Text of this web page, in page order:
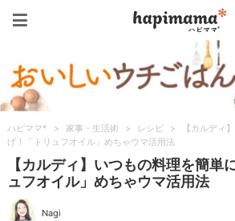
ハピママ* > 家事・生活術 > レシピ >
【カルディ
げ！「トリュフオイル」めちゃウマ活用法
【カルディ】いつもの料理を簡単
ュフオイル」めちゃウマ活用法
Nagi